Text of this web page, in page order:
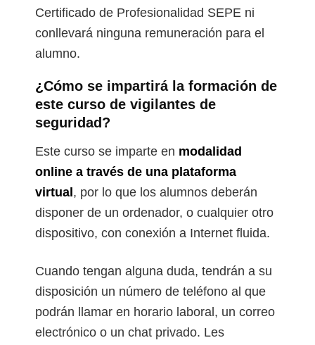
Certificado de Profesionalidad SEPE ni
conllevará ninguna remuneración para el
alumno.
¿Cómo se impartirá la formación de
este curso de vigilantes de
seguridad?
Este curso se imparte en modalidad
online a través de una plataforma
virtual , por lo que los alumnos deberán
disponer de un ordenador, o cualquier otro
dispositivo, con conexión a Internet fluida.
Cuando tengan alguna duda, tendrán a su
disposición un número de teléfono al que
podrán llamar en horario laboral, un correo
electrónico o un chat privado. Les